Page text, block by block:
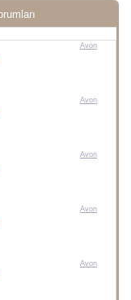
Avon
Avon
Avon
Avon
Avon